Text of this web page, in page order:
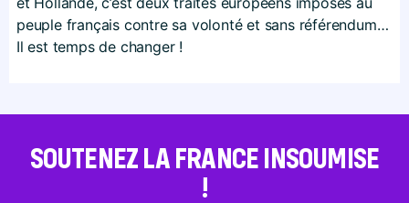
peuple français contre sa volonté et sans référendum…
Il est temps de changer !
SOUTENEZ LA FRANCE INSOUMISE
!